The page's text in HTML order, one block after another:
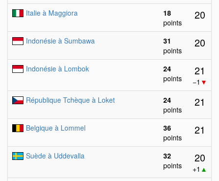
Italie à Maggiora
18
points
20
Indonésie à Sumbawa
31
points
20
Indonésie à Lombok
24
points
21
−1 ▼
République Tchèque à Loket
24
points
21
Belgique à Lommel
36
points
21
Suède à Uddevalla
32
points
20
+1 ▲